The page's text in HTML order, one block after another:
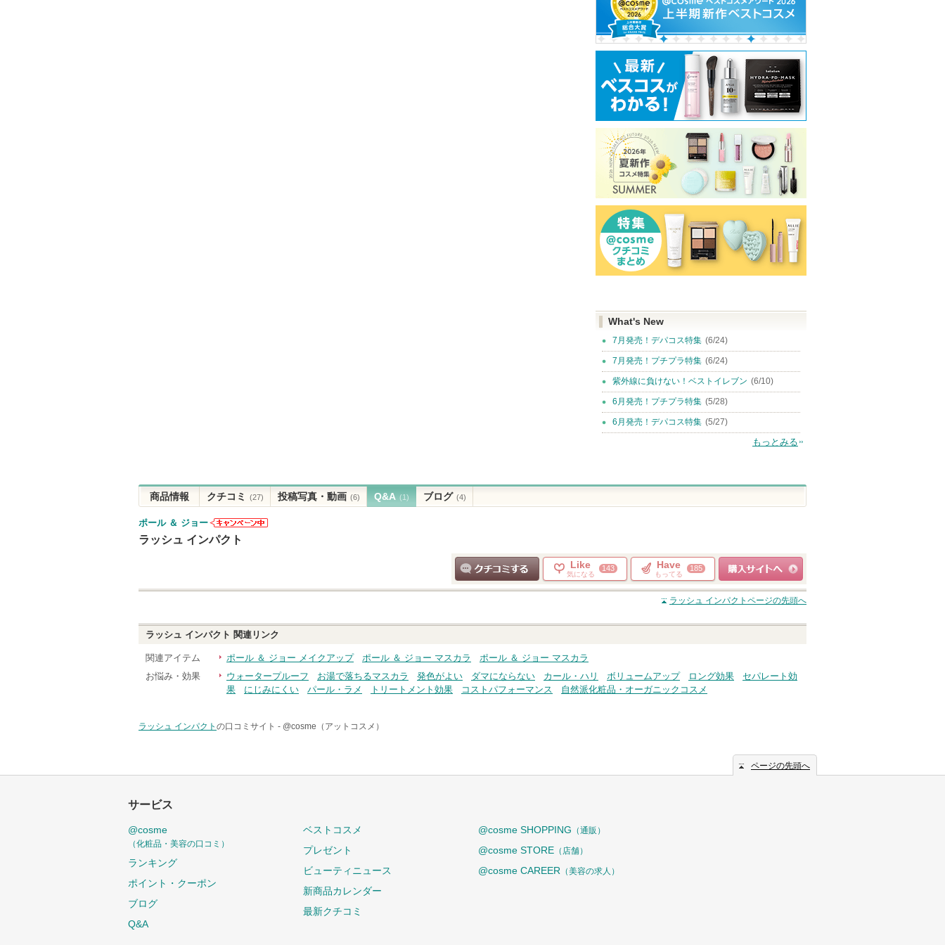
What's New
7月発売！デパコス特集 (6/24)
7月発売！プチプラ特集 (6/24)
紫外線に負けない！ベストイレブン (6/10)
6月発売！プチプラ特集 (5/28)
6月発売！デパコス特集 (5/27)
もっとみる
商品情報 クチコミ (27) 投稿写真・動画 (6) Q&A (1) ブログ (4)
ポール ＆ ジョー
ポール ＆ ジ
ます
ラッシュ インパクト
クチコミする
Like
気になる
143 Have
もってる
185
ショッピングサイト
へ
ラッシュ インパクト ページの先頭へ
ラッシュ インパクト 関連リンク
関連アイテム ポール ＆ ジョー メイクアップ ポール ＆ ジョー マスカラ
ポール ＆ ジョー マスカラ
お悩み・効果
ウォータープルーフ お湯で落ちるマスカラ 発色がよい ダマにならない カール・ハリ ボリュームアップ ロング効果
セパレート効
果
にじみにくい パール・ラメ トリートメント効果 コストパフォーマンス 自然派化粧品・オーガニックコスメ
ラッシュ インパクト の口コミサイト - @cosme（アットコスメ）
ページの先頭へ
サービス
@cosme
（化粧品・美容の口コミ）
ランキング
ポイント・クーポン
ブログ
Q&A
ベストコスメ
プレゼント
ビューティニュース
新商品カレンダー
最新クチコミ
@cosme SHOPPING （通販）
@cosme STORE （店舗）
@cosme CAREER （美容の求人）